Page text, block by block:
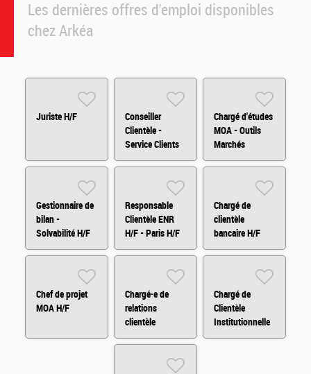
Les dernières offres d'emploi disponibles
chez Arkéa
Juriste H/F
Conseiller
Clientèle -
Service Clients
H/F/X
Chargé d'études
MOA - Outils
Marchés
Financiers
Gestionnaire de
bilan -
Solvabilité H/F
Responsable
Clientèle ENR
H/F - Paris H/F
Chargé de
clientèle
bancaire H/F
Chef de projet
MOA H/F
Chargé·e de
relations
clientèle
Assurances en
Chargé de
Clientèle
Institutionnelle
H/F